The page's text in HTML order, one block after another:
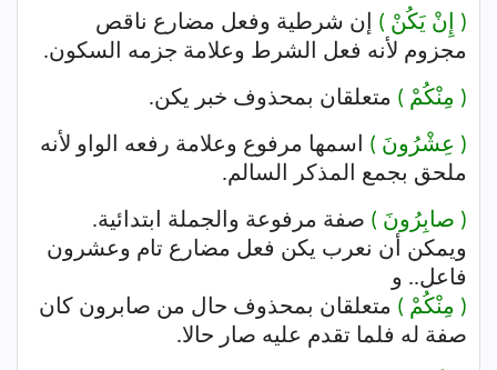
( إِنْ يَكُنْ ) إن شرطية وفعل مضارع ناقص
مجزوم لأنه فعل الشرط وعلامة جزمه السكون.
( مِنْكُمْ ) متعلقان بمحذوف خبر يكن.
( عِشْرُونَ ) اسمها مرفوع وعلامة رفعه الواو لأنه
ملحق بجمع المذكر السالم.
( صابِرُونَ ) صفة مرفوعة والجملة ابتدائية.
ويمكن أن نعرب يكن فعل مضارع تام وعشرون
فاعل.. و
( مِنْكُمْ ) متعلقان بمحذوف حال من صابرون كان
صفة له فلما تقدم عليه صار حالا.